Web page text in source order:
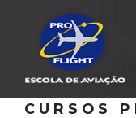
Início/ Curso – Atos
CURSOS